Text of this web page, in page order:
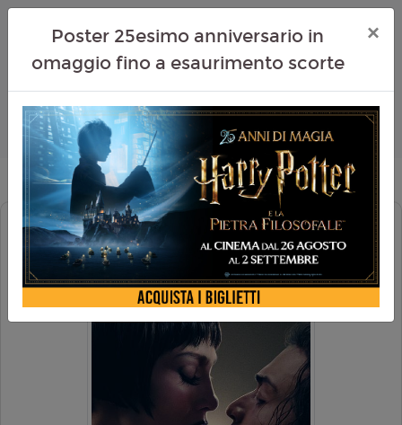
IL BACIO DELLA DONNA RAGNO
(KISS OF THE SPIDER WOMAN)
Poster 25esimo anniversario in
omaggio fino a esaurimento scorte
×